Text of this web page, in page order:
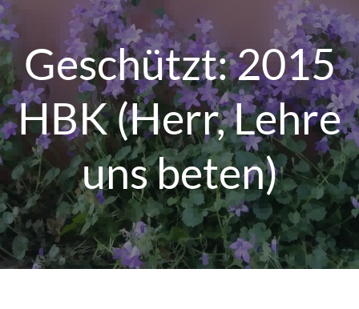
Geschützt: 2015
HBK (Herr, Lehre
uns beten)